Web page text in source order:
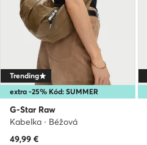
extra -25% Kód: SUMMER
Trending
G-Star Raw
Kabelka · Béžová
49,99 €